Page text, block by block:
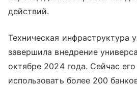
действий.
Техническая инфраструктура
завершила внедрение
октябре 2024 года. Сейчас
использовать более 200